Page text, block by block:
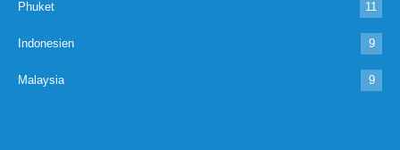
Phuket 11
Indonesien 9
Malaysia 9